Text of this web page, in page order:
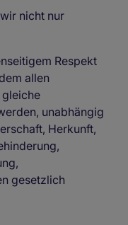
nicht nur
Respekt
allen
unabhängig
Herkunft,
gesetzlich